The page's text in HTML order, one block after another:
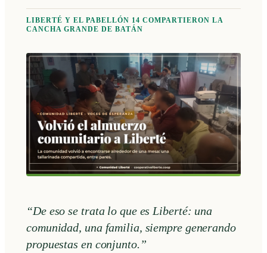
LIBERTÉ Y EL PABELLÓN 14 COMPARTIERON LA
CANCHA GRANDE DE BATÁN
“De eso se trata lo que es Liberté: una
comunidad, una familia, siempre generando
propuestas en conjunto.”